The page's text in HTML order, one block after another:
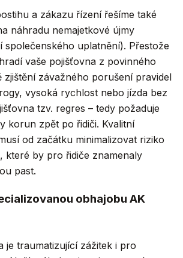
a zákazu řízení řešíme také
náhradu nemajetkové újmy
společenského uplatnění). Přestože
vaše pojišťovna z povinného
zjištění závažného porušení pravidel
vysoká rychlost nebo jízda bez
tzv. regres – tedy požaduje
korun zpět po řidiči. Kvalitní
od začátku minimalizovat riziko
které by pro řidiče znamenaly
past.
obhajobu AK
je traumatizující zážitek i pro